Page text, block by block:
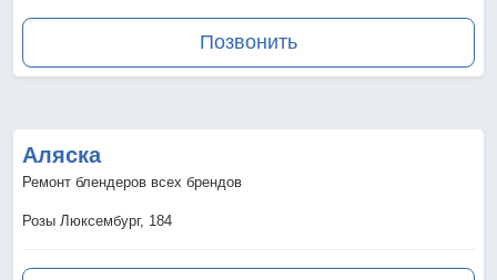
Позвонить
Аляска
Ремонт блендеров всех брендов
Розы Люксембург, 184